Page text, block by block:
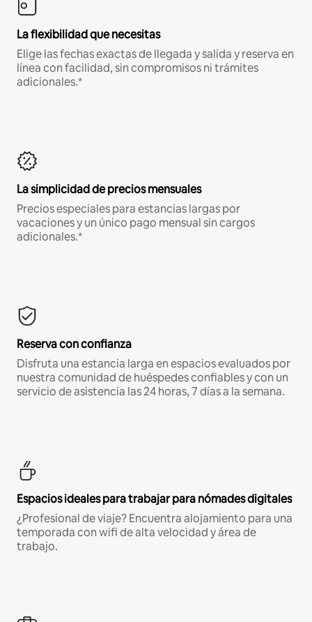
La flexibilidad que necesitas
Elige las fechas exactas de llegada y salida y reserva en
línea con facilidad, sin compromisos ni trámites
adicionales.*
La simplicidad de precios mensuales
Precios especiales para estancias largas por
vacaciones y un único pago mensual sin cargos
adicionales.*
Reserva con confianza
Disfruta una estancia larga en espacios evaluados por
nuestra comunidad de huéspedes confiables y con un
servicio de asistencia las 24 horas, 7 días a la semana.
Espacios ideales para trabajar para nómades digitales
¿Profesional de viaje? Encuentra alojamiento para una
temporada con wifi de alta velocidad y área de
trabajo.